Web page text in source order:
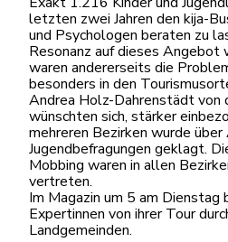
letzten zwei Jahren den kija-
und Psychologen beraten zu
Resonanz auf dieses Angebot
waren andererseits die
besonders in den
Andrea Holz-Dahrenstädt von
wünschten sich, stärker
mehreren Bezirken wurde
Jugendbefragungen geklagt.
Mobbing waren in allen
vertreten.
Im Magazin um 5 am Dienstag
Expertinnen von ihrer Tour
Landgemeinden.